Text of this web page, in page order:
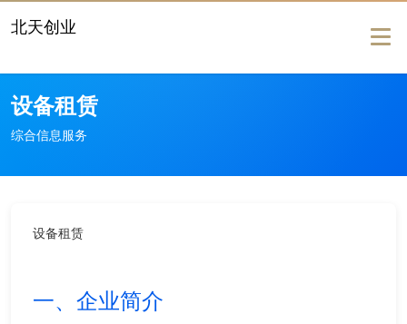
北天创业
设备租赁
综合信息服务
设备租赁
一、企业简介